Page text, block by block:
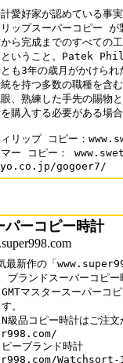
愛好家が認めている事
ップスーパーコピー
ら完成までのすべての
ということ。Patek
も3年の歳月がかけら
を持つ多数の職種を含
、熟練した手先の賜物
購入する必要がある場
ィリップ コピー：
マー コピー：
パーコピー時計
最新作の「
ブランドスーパーコピ
マスタースーパーコ
。
級品コピー時計はご注
ーブランド時計